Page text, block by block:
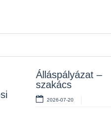
Álláspályázat –
szakács
2026-07-20
Álláspályázat –
takarító
2026-07-06